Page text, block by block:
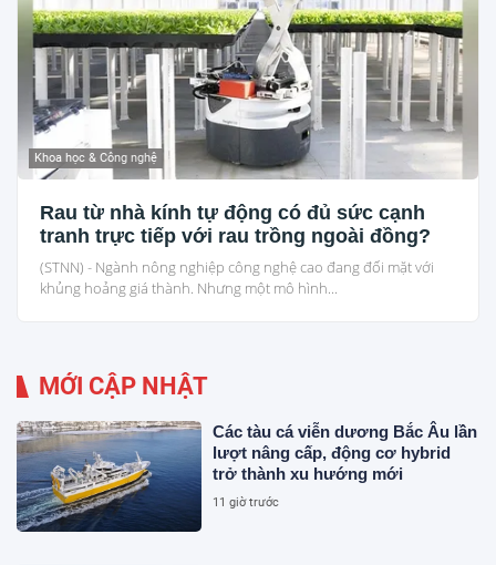
Khoa học & Công nghệ
Rau từ nhà kính tự động có đủ sức cạnh
tranh trực tiếp với rau trồng ngoài đồng?
(STNN) - Ngành nông nghiệp công nghệ cao đang đối mặt với
khủng hoảng giá thành. Nhưng một mô hình...
MỚI CẬP NHẬT
Các tàu cá viễn dương Bắc Âu lần
lượt nâng cấp, động cơ hybrid
trở thành xu hướng mới
11 giờ trước